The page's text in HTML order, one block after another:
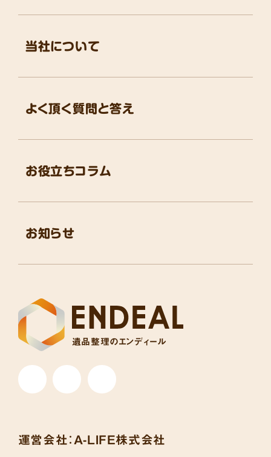
遺品整理のエンディール
お役立ちコラム
よく頂く質問と答え
お知らせ
当社について
運営会社： A-LIFE株式会社